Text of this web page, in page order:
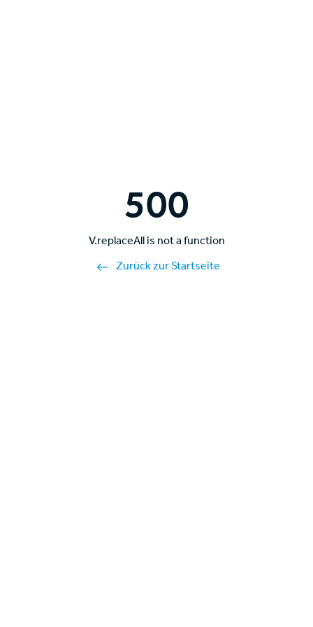
500
V.replaceAll is not a function
Zurück zur Startseite